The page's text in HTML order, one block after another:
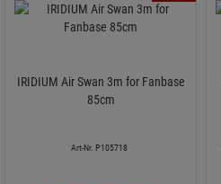
IRIDIUM Air Swan 3m for Fanbase
85cm
Art-Nr. P105718